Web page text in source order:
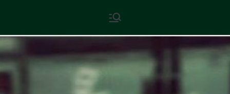
content
現代文學
地球小如鴿卵，/ 我輕輕地將它